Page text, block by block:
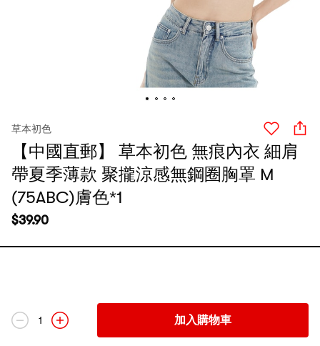
草本初色
【中國直郵】 草本初色 無痕內衣 細肩
帶夏季薄款 聚攏涼感無鋼圈胸罩 M
(75ABC)膚色*1
$39.90
1 加入購物車